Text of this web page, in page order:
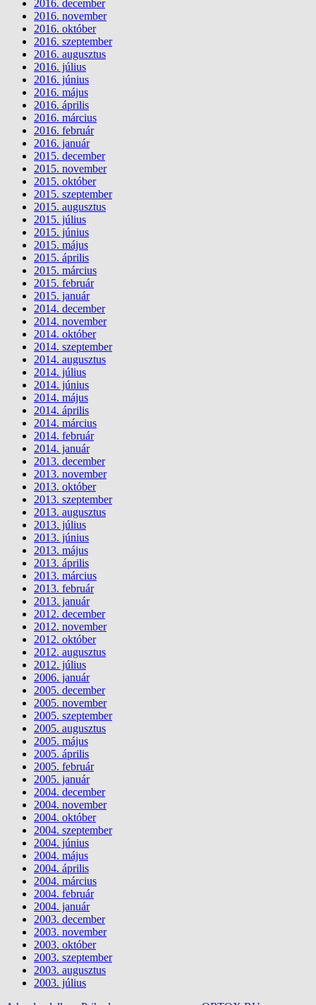
2016. december
2016. november
2016. október
2016. szeptember
2016. augusztus
2016. július
2016. június
2016. május
2016. április
2016. március
2016. február
2016. január
2015. december
2015. november
2015. október
2015. szeptember
2015. augusztus
2015. július
2015. június
2015. május
2015. április
2015. március
2015. február
2015. január
2014. december
2014. november
2014. október
2014. szeptember
2014. augusztus
2014. július
2014. június
2014. május
2014. április
2014. március
2014. február
2014. január
2013. december
2013. november
2013. október
2013. szeptember
2013. augusztus
2013. július
2013. június
2013. május
2013. április
2013. március
2013. február
2013. január
2012. december
2012. november
2012. október
2012. augusztus
2012. július
2006. január
2005. december
2005. november
2005. szeptember
2005. augusztus
2005. május
2005. április
2005. február
2005. január
2004. december
2004. november
2004. október
2004. szeptember
2004. június
2004. május
2004. április
2004. március
2004. február
2004. január
2003. december
2003. november
2003. október
2003. szeptember
2003. augusztus
2003. július